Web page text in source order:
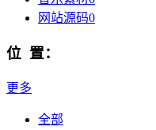
网站源码0
位 置：
更多
全部